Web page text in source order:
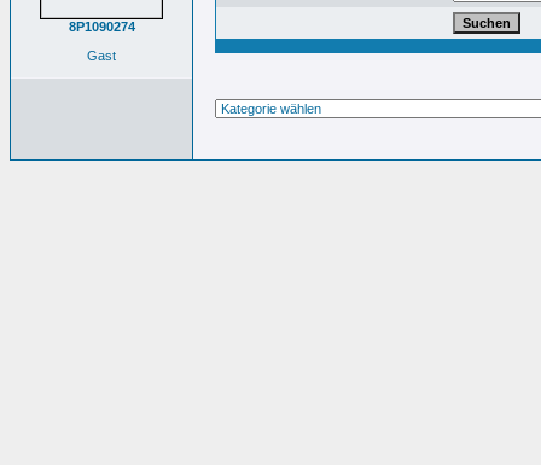
8P1090274
Gast